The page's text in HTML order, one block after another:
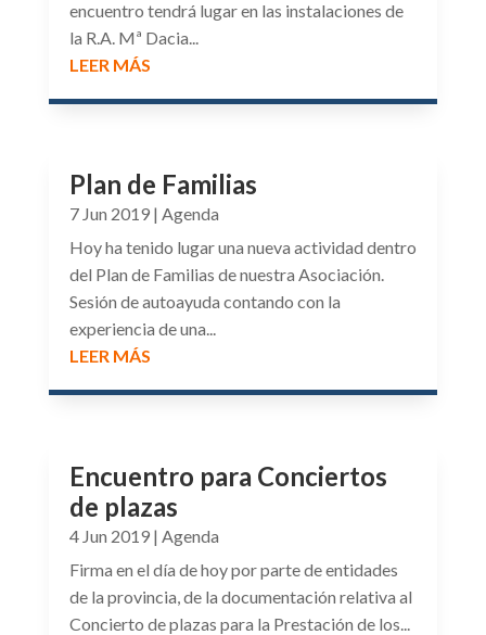
encuentro tendrá lugar en las instalaciones de
la R.A. Mª Dacia...
LEER MÁS
Plan de Familias
7 Jun 2019| Agenda
Hoy ha tenido lugar una nueva actividad dentro
del Plan de Familias de nuestra Asociación.
Sesión de autoayuda contando con la
experiencia de una...
LEER MÁS
Encuentro para Conciertos
de plazas
4 Jun 2019| Agenda
Firma en el día de hoy por parte de entidades
de la provincia, de la documentación relativa al
Concierto de plazas para la Prestación de los...